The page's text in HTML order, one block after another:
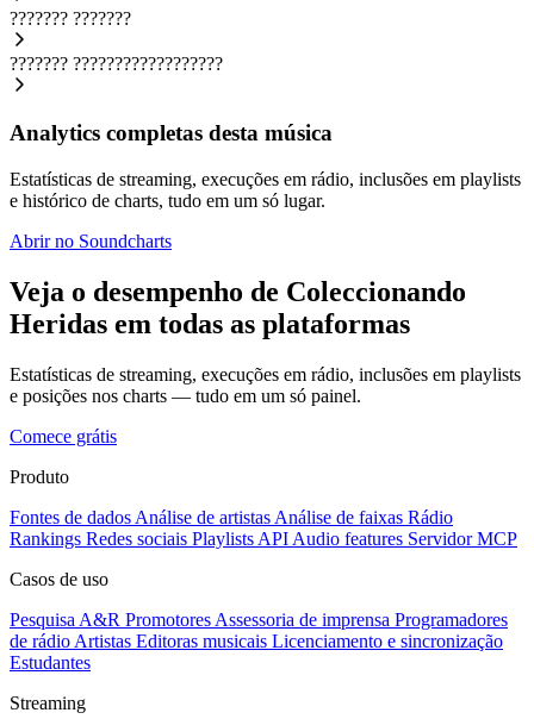
??????? ???????
??????? ??????????????????
Analytics completas desta música
Estatísticas de streaming, execuções em rádio, inclusões em playlists
e histórico de charts, tudo em um só lugar.
Abrir no Soundcharts
Veja o desempenho de Coleccionando
Heridas em todas as plataformas
Estatísticas de streaming, execuções em rádio, inclusões em playlists
e posições nos charts — tudo em um só painel.
Comece grátis
Produto
Fontes de dados Análise de artistas Análise de faixas Rádio
Rankings Redes sociais Playlists API Audio features Servidor MCP
Casos de uso
Pesquisa A&R Promotores Assessoria de imprensa Programadores
de rádio Artistas Editoras musicais Licenciamento e sincronização
Estudantes
Streaming